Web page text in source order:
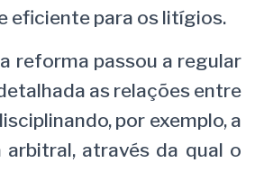
eficiente para os litígios.
reforma passou a regular
as relações entre
por exemplo, a
através da qual o